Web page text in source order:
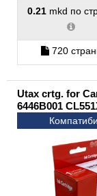
0.21 mkd по
720
Utax crtg. for
6446B001